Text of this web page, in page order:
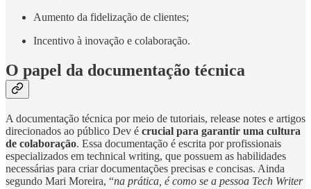
Aumento da fidelização de clientes;
Incentivo à inovação e colaboração.
O papel da documentação técnica
A documentação técnica por meio de tutoriais, release notes e artigos
direcionados ao público Dev é crucial para garantir uma cultura
de colaboração. Essa documentação é escrita por profissionais
especializados em technical writing, que possuem as habilidades
necessárias para criar documentações precisas e concisas. Ainda
segundo Mari Moreira, “na prática, é como se a pessoa Tech Writer